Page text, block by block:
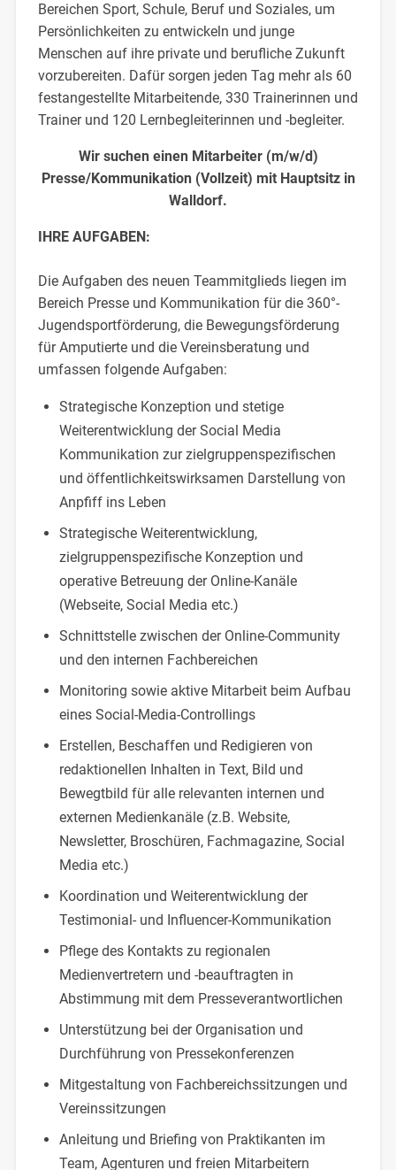
Bereichen Sport, Schule, Beruf und Soziales, um
Persönlichkeiten zu entwickeln und junge
Menschen auf ihre private und berufliche Zukunft
vorzubereiten. Dafür sorgen jeden Tag mehr als 60
festangestellte Mitarbeitende, 330 Trainerinnen und
Trainer und 120 Lernbegleiterinnen und -begleiter.
Wir suchen einen Mitarbeiter (m/w/d)
Presse/Kommunikation (Vollzeit) mit Hauptsitz in
Walldorf.
IHRE AUFGABEN:
Die Aufgaben des neuen Teammitglieds liegen im
Bereich Presse und Kommunikation für die 360°-
Jugendsportförderung, die Bewegungsförderung
für Amputierte und die Vereinsberatung und
umfassen folgende Aufgaben:
Strategische Konzeption und stetige
Weiterentwicklung der Social Media
Kommunikation zur zielgruppenspezifischen
und öffentlichkeitswirksamen Darstellung von
Anpfiff ins Leben
Strategische Weiterentwicklung,
zielgruppenspezifische Konzeption und
operative Betreuung der Online-Kanäle
(Webseite, Social Media etc.)
Schnittstelle zwischen der Online-Community
und den internen Fachbereichen
Monitoring sowie aktive Mitarbeit beim Aufbau
eines Social-Media-Controllings
Erstellen, Beschaffen und Redigieren von
redaktionellen Inhalten in Text, Bild und
Bewegtbild für alle relevanten internen und
externen Medienkanäle (z.B. Website,
Newsletter, Broschüren, Fachmagazine, Social
Media etc.)
Koordination und Weiterentwicklung der
Testimonial- und Influencer-Kommunikation
Pflege des Kontakts zu regionalen
Medienvertretern und -beauftragten in
Abstimmung mit dem Presseverantwortlichen
Unterstützung bei der Organisation und
Durchführung von Pressekonferenzen
Mitgestaltung von Fachbereichssitzungen und
Vereinssitzungen
Anleitung und Briefing von Praktikanten im
Team, Agenturen und freien Mitarbeitern